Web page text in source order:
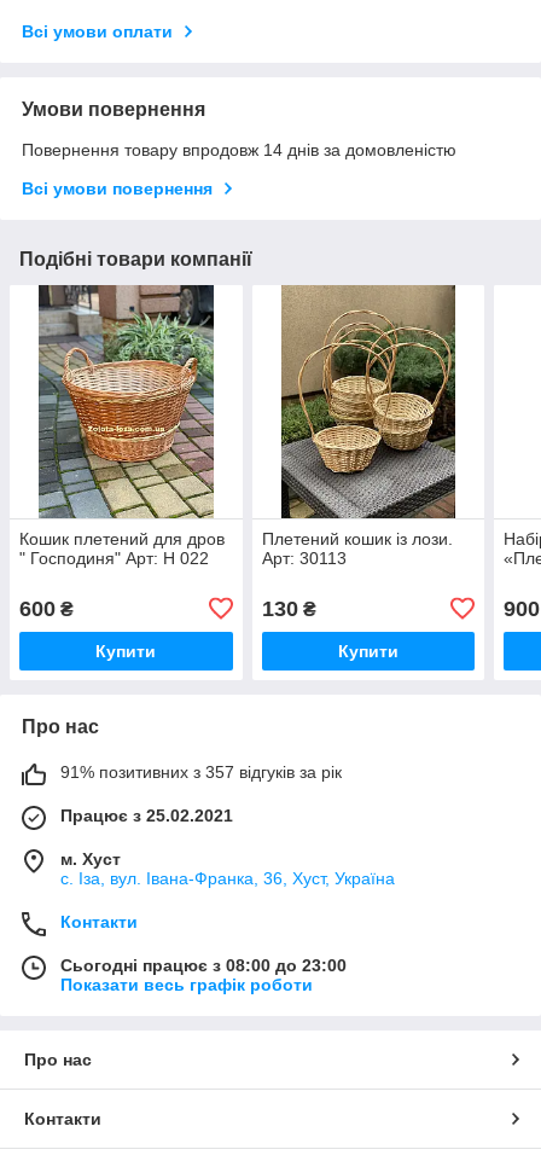
Всі умови оплати
Умови повернення
Повернення товару впродовж 14 днів за домовленістю
Всі умови повернення
Подібні товари компанії
Кошик плетений для дров
" Господиня" Арт: Н 022
600 ₴
Купити
Плетений кошик із лози.
Арт: 30113
130₴
Купити
900
Про нас
91% позитивних з 357 відгуків за рік
Працює з 25.02.2021
м. Хуст
с. Іза, вул. Івана-Франка, 36, Хуст, Україна
Контакти
Сьогодні працює з 08:00 до 23:00
Показати весь графік роботи
Про нас
Контакти